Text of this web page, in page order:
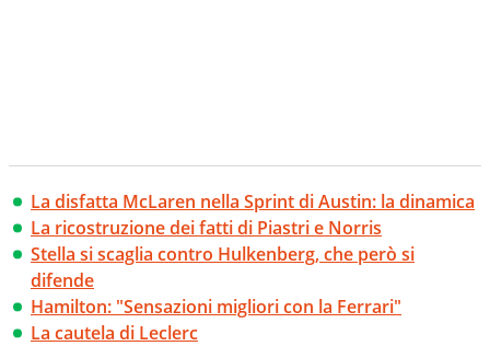
La disfatta McLaren nella Sprint di Austin: la dinamica
La ricostruzione dei fatti di Piastri e Norris
Stella si scaglia contro Hulkenberg, che però si
difende
Hamilton: "Sensazioni migliori con la Ferrari"
La cautela di Leclerc